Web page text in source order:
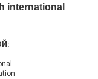
international